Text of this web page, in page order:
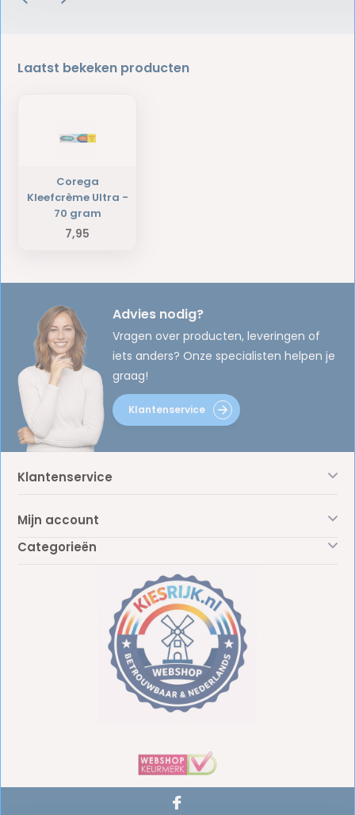
Laatst bekeken producten
Corega
Kleefcrème Ultra -
70 gram
7,95
Advies nodig?
Vragen over producten, leveringen of
iets anders? Onze specialisten helpen je
graag!
Klantenservice
Klantenservice
Mijn account
Categorieën